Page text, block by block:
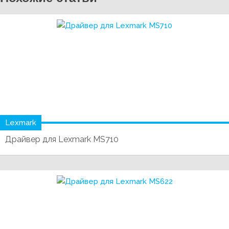
Lexmark
Драйвер для Lexmark MS710